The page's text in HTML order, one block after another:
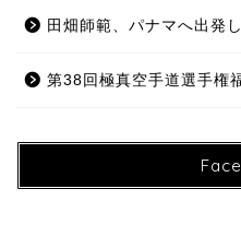
田畑師範、パナマへ出発
第38回極真空手道選手権